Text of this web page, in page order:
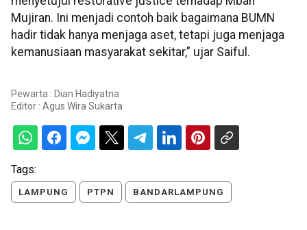
Mujiran. Ini menjadi contoh baik bagaimana BUMN
hadir tidak hanya menjaga aset, tetapi juga menjaga
kemanusiaan masyarakat sekitar,” ujar Saiful.
Pewarta : Dian Hadiyatna
Editor : Agus Wira Sukarta
Tags:
LAMPUNG PTPN BANDARLAMPUNG